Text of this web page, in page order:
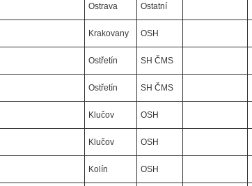
Ostrava Ostatní
Krakovany OSH
Ostřetín SH ČMS
Ostřetín SH ČMS
Klučov OSH
Klučov OSH
Kolín OSH